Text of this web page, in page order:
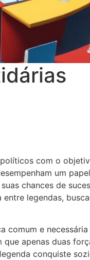
com o
um
chances de
legendas,
comum e
apenas duas
conquiste